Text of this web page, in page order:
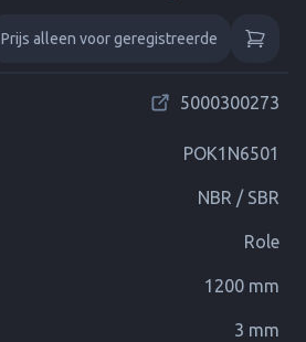
Prijs alleen voor geregistreerde
5000300273
POK1N6501
NBR / SBR
Role
1200 mm
3 mm